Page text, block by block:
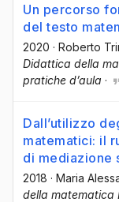
Un percorso
del testo
2020 · Roberto
Didattica della
pratiche d’aula ·
Dall’utilizzo
matematici: il
di mediazione
2018 · Maria
della matematica